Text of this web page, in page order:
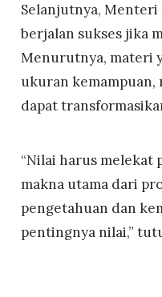
Selanjutnya, Menteri
berjalan sukses jika
Menurutnya, materi
ukuran kemampuan,
dapat
“Nilai harus melekat
makna utama dari
pengetahuan dan
pentingnya nilai,”